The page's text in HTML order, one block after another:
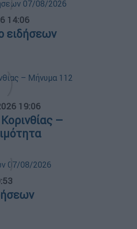
14:06
ειδήσεων
19:06
–